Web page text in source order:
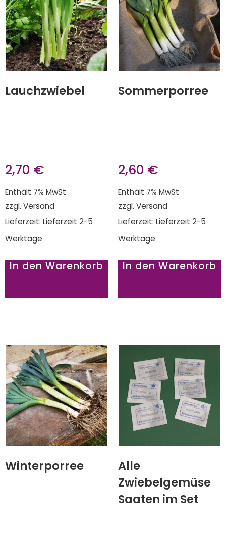
Lauchzwiebel
2,70 €
Enthält 7% MwSt
zzgl. Versand
Lieferzeit: Lieferzeit 2-5
Werktage
In den Warenkorb
Sommerporree
2,60 €
Enthält 7% MwSt
zzgl. Versand
Lieferzeit: Lieferzeit 2-5
Werktage
In den Warenkorb
Winterporree
Alle
Zwiebelgemüse
Saaten im Set